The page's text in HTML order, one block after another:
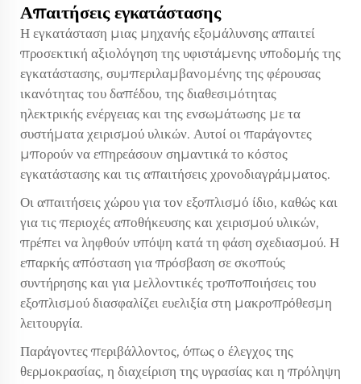
Απαιτήσεις εγκατάστασης
Η εγκατάσταση μιας μηχανής εξομάλυνσης απαιτεί
προσεκτική αξιολόγηση της υφιστάμενης υποδομής της
εγκατάστασης, συμπεριλαμβανομένης της φέρουσας
ικανότητας του δαπέδου, της διαθεσιμότητας
ηλεκτρικής ενέργειας και της ενσωμάτωσης με τα
συστήματα χειρισμού υλικών. Αυτοί οι παράγοντες
μπορούν να επηρεάσουν σημαντικά το κόστος
εγκατάστασης και τις απαιτήσεις χρονοδιαγράμματος.
Οι απαιτήσεις χώρου για τον εξοπλισμό ίδιο, καθώς και
για τις περιοχές αποθήκευσης και χειρισμού υλικών,
πρέπει να ληφθούν υπόψη κατά τη φάση σχεδιασμού. Η
επαρκής απόσταση για πρόσβαση σε σκοπούς
συντήρησης και για μελλοντικές τροποποιήσεις του
εξοπλισμού διασφαλίζει ευελιξία στη μακροπρόθεσμη
λειτουργία.
Παράγοντες περιβάλλοντος, όπως ο έλεγχος της
θερμοκρασίας, η διαχείριση της υγρασίας και η πρόληψη